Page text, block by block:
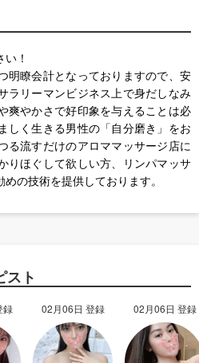
！
明瞭会計となっておりますので、安
ラリーマンビジネス上で身だしなみ
爽やかさで好印象を与えることは必
しく生きる男性の「自分磨き」をお
る流すだけのアロママッサージ店に
りほぐして欲しい方、リンパマッサ
の技術を提供しております。
スト
録 02月06日 登録 02月06日 登録